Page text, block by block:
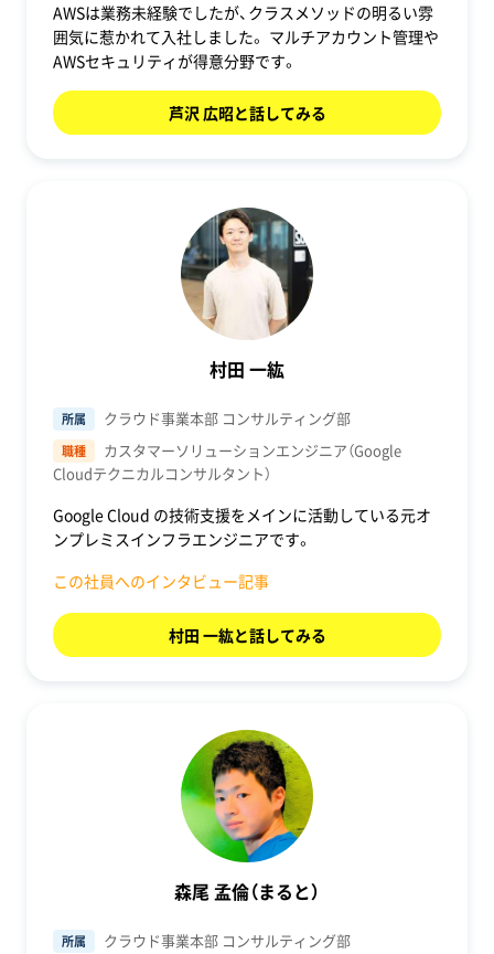
AWSは業務未経験でしたが、クラスメソッドの明るい雰
囲気に惹かれて入社しました。 マルチアカウント管理や
AWSセキュリティが得意分野です。
芦沢 広昭と話してみる
村田 一紘
所属 クラウド事業本部 コンサルティング部
職種
カスタマーソリューションエンジニア（Google
Cloudテクニカルコンサルタント）
Google Cloud の技術支援をメインに活動している元オ
ンプレミスインフラエンジニアです。
この社員へのインタビュー記事
村田 一紘と話してみる
森尾 孟倫（まると）
所属 クラウド事業本部 コンサルティング部